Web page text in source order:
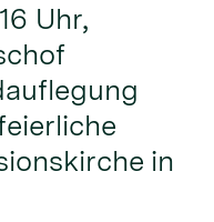
Uhr,
in